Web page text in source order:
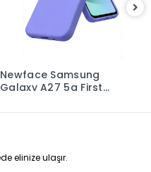
Newface Samsung
Galaxy A27 5g First
elinize ulaşır.